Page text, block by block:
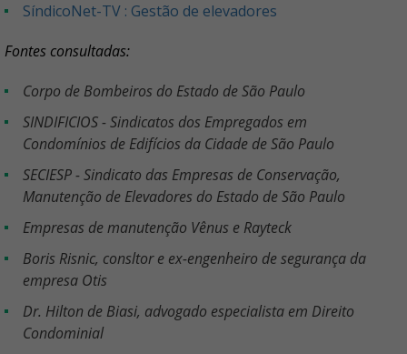
SíndicoNet-TV : Gestão de elevadores
Fontes consultadas:
Corpo de Bombeiros do Estado de São Paulo
SINDIFICIOS - Sindicatos dos Empregados em
Condomínios de Edifícios da Cidade de São Paulo
SECIESP - Sindicato das Empresas de Conservação,
Manutenção de Elevadores do Estado de São Paulo
Empresas de manutenção Vênus e Rayteck
Boris Risnic, consltor e ex-engenheiro de segurança da
empresa Otis
Dr. Hilton de Biasi, advogado especialista em Direito
Condominial